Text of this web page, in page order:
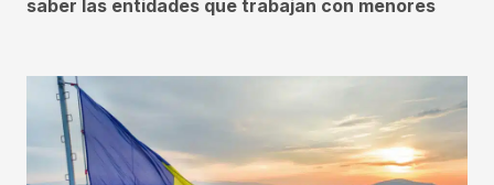
saber las entidades que trabajan con menores